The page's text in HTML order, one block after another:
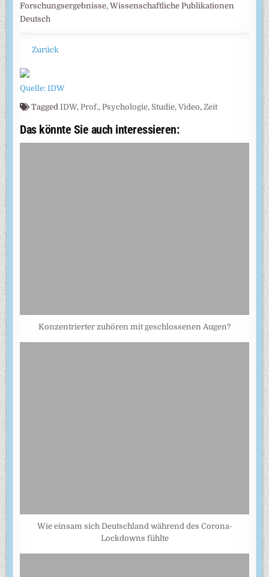
Forschungsergebnisse, Wissenschaftliche Publikationen
Deutsch
Zurück
Quelle: IDW
TaggedIDW,Prof.,Psychologie, Studie,Video,Zeit
Das könnte Sie auch interessieren:
Konzentrierter zuhören mit geschlossenen Augen?
Wie einsam sich Deutschland während des Corona-
Lockdowns fühlte